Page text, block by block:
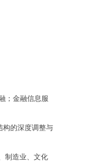
；金融信息服
构的深度调整与
制造业、文化